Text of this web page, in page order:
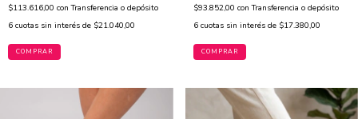
$113.616,00 con Transferencia o depósito
6 cuotas sin interés de $21.040,00
COMPRAR
$93.852,00 con Transferencia o depósito
6 cuotas sin interés de $17.380,00
COMPRAR